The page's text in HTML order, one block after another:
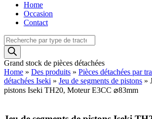
Home
Occasion
Contact
Recherche
de
produits
Grand stock de pièces détachées
Home » Des produits » Pièces détachées par
détachées Iseki » Jeu de segments de pistons »
pistons Iseki TH20, Moteur E3CC ⌀83mm